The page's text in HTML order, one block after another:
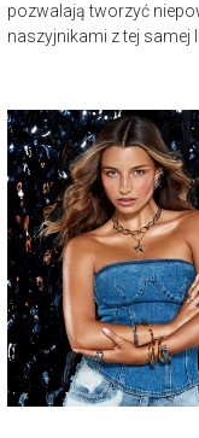
pozwalają tworzyć
naszyjnikami z tej samej